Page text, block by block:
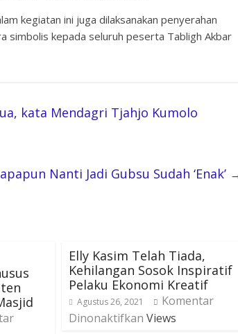
kegiatan ini juga dilaksanakan penyerahan
simbolis kepada seluruh peserta Tabligh Akbar
kata Mendagri Tjahjo Kumolo
Nanti Jadi Gubsu Sudah ‘Enak’
Elly Kasim Telah Tiada,
Kehilangan Sosok Inspiratif
Pelaku Ekonomi Kreatif
Agustus 26, 2021
Komentar
Dinonaktifkan Views